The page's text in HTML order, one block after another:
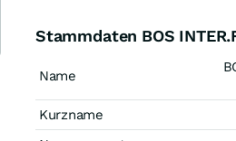
Stammdaten BOS
Name
Kurzname